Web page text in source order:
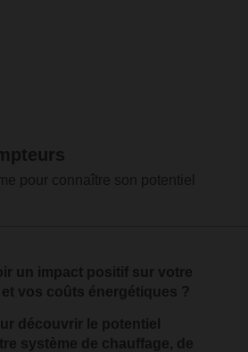
pour connaître son potentiel
un impact positif sur votre
vos coûts énergétiques ?
découvrir le potentiel
système de chauffage, de